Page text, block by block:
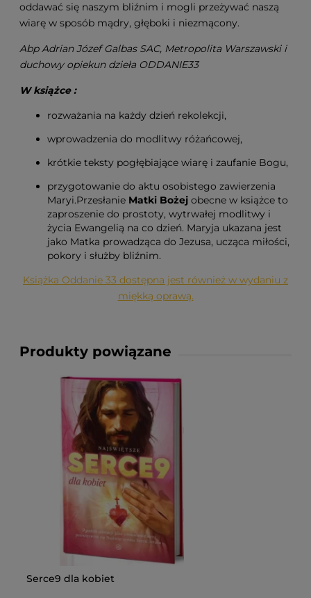
oddawać się naszym bliźnim i mogli przeżywać naszą
wiarę w sposób mądry, głęboki i niezmącony.
Abp Adrian Józef Galbas SAC, Metropolita Warszawski i
duchowy opiekun dzieła ODDANIE33
W książce :
rozważania na każdy dzień rekolekcji,
wprowadzenia do modlitwy różańcowej,
krótkie teksty pogłębiające wiarę i zaufanie Bogu,
przygotowanie do aktu osobistego zawierzenia
Maryi.Przesłanie Matki Bożej obecne w książce to
zaproszenie do prostoty, wytrwałej modlitwy i
życia Ewangelią na co dzień. Maryja ukazana jest
jako Matka prowadząca do Jezusa, ucząca miłości,
pokory i służby bliźnim.
Książka Oddanie 33 dostępna jest również w wydaniu z
miękką oprawą.
Produkty powiązane
Serce9 dla kobiet